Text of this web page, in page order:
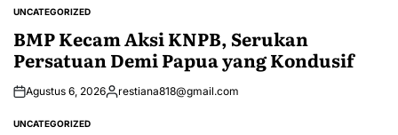
POSTED
UNCATEGORIZED
BMP Kecam Aksi KNPB, Serukan
Persatuan Demi Papua yang Kondusif
Agustus 6, 2026Posted
restiana818@gmail.com
POSTED
UNCATEGORIZED